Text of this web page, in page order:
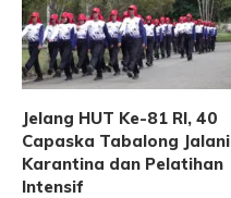
Jelang HUT Ke-81 RI, 40
Capaska Tabalong Jalani
Karantina dan Pelatihan
Intensif